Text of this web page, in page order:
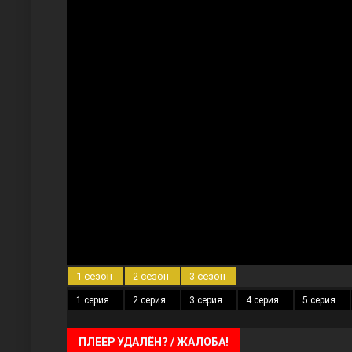
Ветреный холм
1 сезон 2 сезон 3 сезон
1 серия 2 серия 3 серия 4 серия 5 серия
ПЛЕЕР УДАЛЁН? / ЖАЛОБА!